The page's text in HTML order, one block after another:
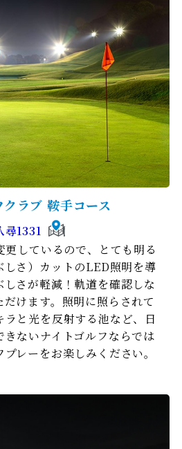
ラブ 鞍⼿コース
尋1331
しているので、とても明る
しさ）カットのLED照明を導
しさが軽減！軌道を確認しな
けます。照明に照らされて
と光を反射する池など、日
ないナイトゴルフならでは
レーをお楽しみください。